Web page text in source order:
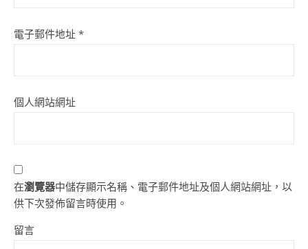
電子郵件地址 *
個人網站網址
在瀏覽器中儲存顯示名稱、電子郵件地址及個人網站網址，以
供下次發佈留言時使用。
留言